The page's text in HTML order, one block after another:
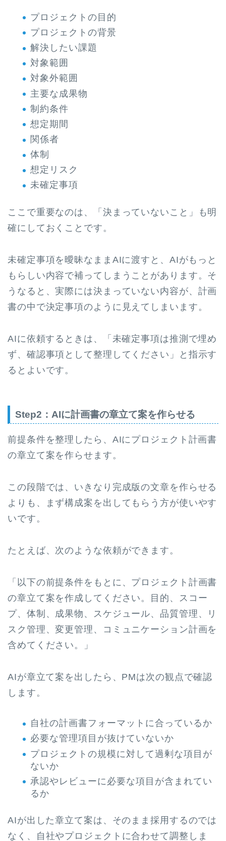
プロジェクトの目的
プロジェクトの背景
解決したい課題
対象範囲
対象外範囲
主要な成果物
制約条件
想定期間
関係者
体制
想定リスク
未確定事項
ここで重要なのは、「決まっていないこと」も明
確にしておくことです。
未確定事項を曖昧なままAIに渡すと、AIがもっと
もらしい内容で補ってしまうことがあります。そ
うなると、実際には決まっていない内容が、計画
書の中で決定事項のように見えてしまいます。
AIに依頼するときは、「未確定事項は推測で埋め
ず、確認事項として整理してください」と指示す
るとよいです。
Step2：AIに計画書の章立て案を作らせる
前提条件を整理したら、AIにプロジェクト計画書
の章立て案を作らせます。
この段階では、いきなり完成版の文章を作らせる
よりも、まず構成案を出してもらう方が使いやす
いです。
たとえば、次のような依頼ができます。
「以下の前提条件をもとに、プロジェクト計画書
の章立て案を作成してください。目的、スコー
プ、体制、成果物、スケジュール、品質管理、リ
スク管理、変更管理、コミュニケーション計画を
含めてください。」
AIが章立て案を出したら、PMは次の観点で確認
します。
自社の計画書フォーマットに合っているか
必要な管理項目が抜けていないか
プロジェクトの規模に対して過剰な項目が
ないか
承認やレビューに必要な項目が含まれてい
るか
AIが出した章立て案は、そのまま採用するのでは
なく、自社やプロジェクトに合わせて調整しま